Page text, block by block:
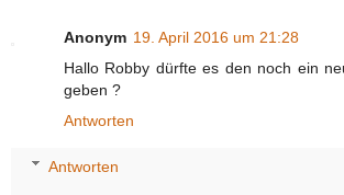
Anonym 19. April 2016 um 21:28
Hallo Robby dürfte es den noch ein
geben ?
Antworten
Antworten